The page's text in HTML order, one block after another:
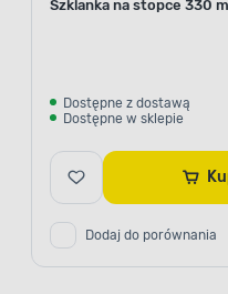
Szklanka na stopce 330
Dostępne z dostawą
Dostępne w sklepie
Dodaj do porównania